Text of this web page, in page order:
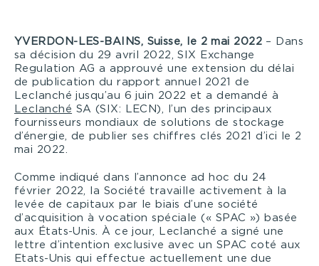
YVERDON-LES-BAINS, Suisse, le 2 mai 2022 – Dans
sa décision du 29 avril 2022, SIX Exchange
Regulation AG a approuvé une extension du délai
de publication du rapport annuel 2021 de
Leclanché jusqu’au 6 juin 2022 et a demandé à
Leclanché SA (SIX: LECN), l’un des principaux
fournisseurs mondiaux de solutions de stockage
d’énergie, de publier ses chiffres clés 2021 d’ici le 2
mai 2022.
Comme indiqué dans l’annonce ad hoc du 24
février 2022, la Société travaille activement à la
levée de capitaux par le biais d’une société
d’acquisition à vocation spéciale (« SPAC ») basée
aux États-Unis. À ce jour, Leclanché a signé une
lettre d’intention exclusive avec un SPAC coté aux
Etats-Unis qui effectue actuellement une due